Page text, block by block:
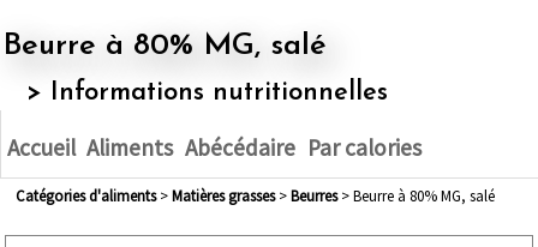
Beurre à 80% MG, salé
> Informations nutritionnelles
Accueil Aliments Abécédaire Par calories
Catégories d'aliments> matières grasses> beurres> Beurre à 80% MG, salé